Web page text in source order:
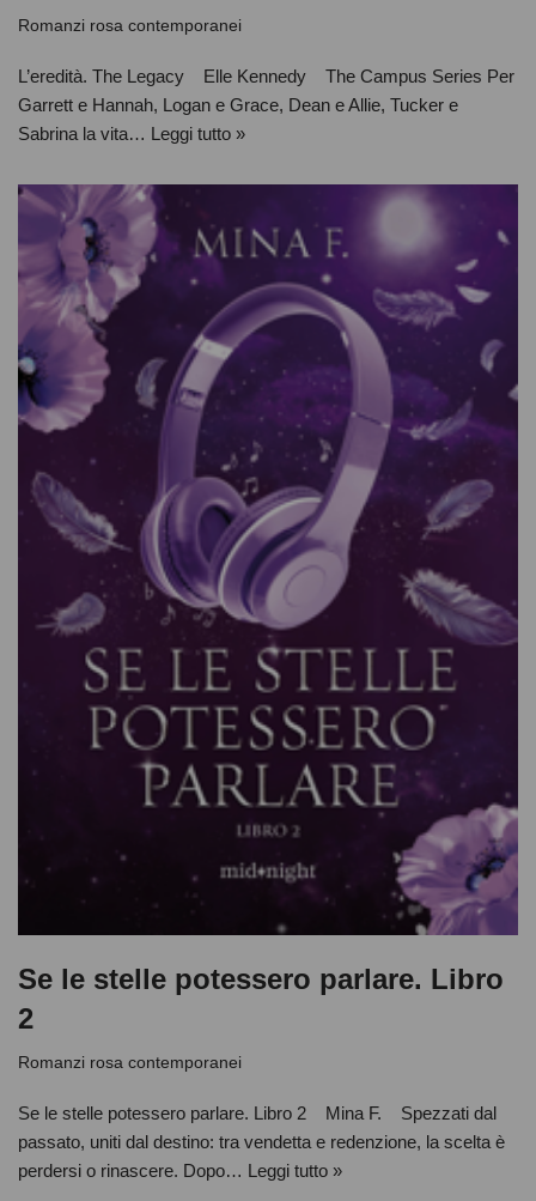
Romanzi rosa contemporanei
L’eredità. The Legacy Elle Kennedy The Campus Series Per
Garrett e Hannah, Logan e Grace, Dean e Allie, Tucker e
Sabrina la vita… Leggi tutto »
Se le stelle potessero parlare. Libro
2
Romanzi rosa contemporanei
Se le stelle potessero parlare. Libro 2 Mina F. Spezzati dal
passato, uniti dal destino: tra vendetta e redenzione, la scelta è
perdersi o rinascere. Dopo… Leggi tutto »